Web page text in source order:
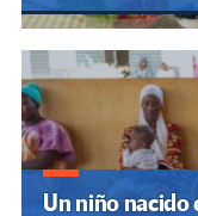
Un niño nacido